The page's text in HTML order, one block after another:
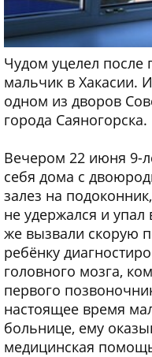
Чудом уцелел после
мальчик в Хакасии.
одном из дворов
города Саяногорска.
Вечером 22 июня 9-
себя дома с
залез на
не удержался и
же вызвали скорую
ребёнку
головного мозга,
первого
настоящее время
больнице, ему
медицинская